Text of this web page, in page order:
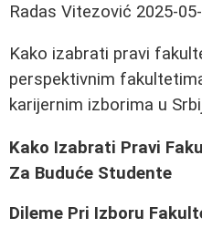
Radas Vitezović 2025-
Kako izabrati pravi
perspektivnim
karijernim izborima u
Kako Izabrati Pravi
Za Buduće Studente
Dileme Pri Izboru